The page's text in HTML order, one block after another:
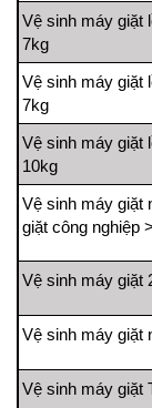
Vệ sinh máy giặt
7kg
Vệ sinh máy giặt
7kg
Vệ sinh máy giặt
10kg
Vệ sinh máy giặt
giặt công nghiệp
Vệ sinh máy giặt
Vệ sinh máy giặt
Vệ sinh máy giặt